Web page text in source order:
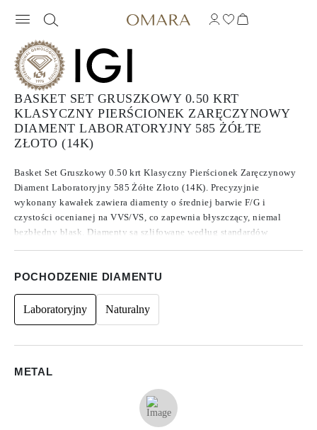
BASKET SET GRUSZKOWY 0.50 KRT
KLASYCZNY PIERŚCIONEK ZARĘCZYNOWY
DIAMENT LABORATORYJNY 585 ŻÓŁTE
ZŁOTO (14K)
Basket Set Gruszkowy 0.50 krt Klasyczny Pierścionek Zaręczynowy
Diament Laboratoryjny 585 Żółte Złoto (14K). Precyzyjnie
wykonany kawałek zawiera diamenty o średniej barwie F/G i
czystości ocenianej na VVS/VS, co zapewnia błyszczący, niemal
bezbłędny blask. Diamenty są szlifowane według standardów
wyjątkowej jakości, te kamienie nie wykazują fluorescencji.
POCHODZENIE DIAMENTU
Laboratoryjny Naturalny
METAL